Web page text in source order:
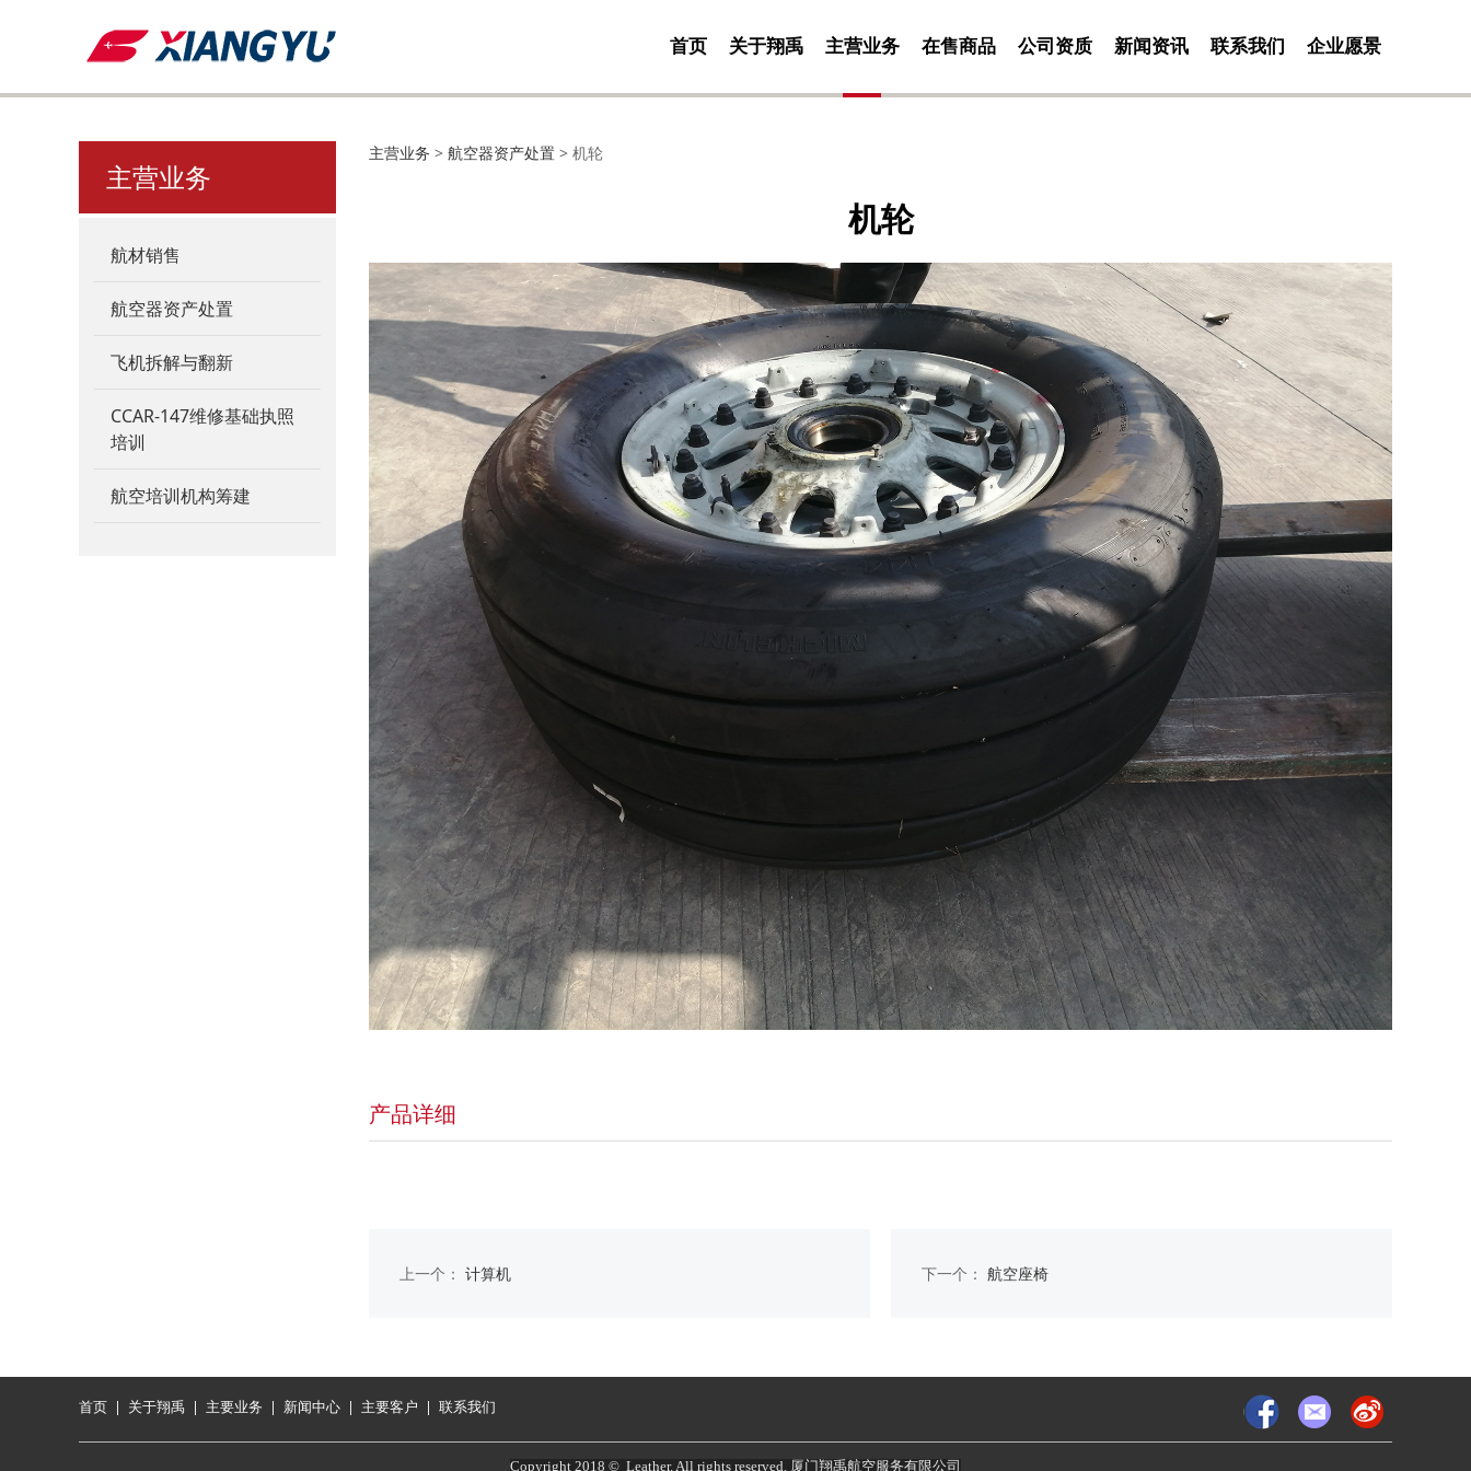
首页 关于翔禹 主营业务 在售商品 公司资质 新闻资讯 联系我们 企业愿景
主营业务
航材销售
航空器资产处置
飞机拆解与翻新
CCAR-147维修基础执照
培训
航空培训机构筹建
机轮
主营业务 > 航空器资产处置 > 机轮
机轮
产品详细
上一个：计算机 下一个： 航空座椅
首页 | 关于翔禹 | 主要业务 | 新闻中心 | 主要客户 | 联系我们
Copyright 2018 © Leather. All rights reserved. 厦门翔禹航空服务有限公司